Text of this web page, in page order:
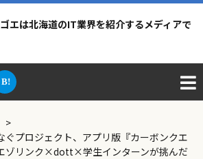
エは北海道のIT業界を紹介するメディアで
>
ぐプロジェクト、アプリ版『カーボンクエ
ゾリンク×dott×学生インターンが挑んだ